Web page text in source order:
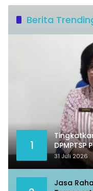
Berita
1
31 Juli 2026
Jasa